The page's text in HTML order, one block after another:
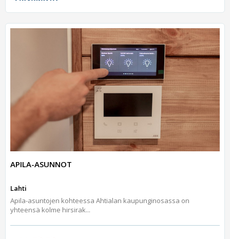
APILA-ASUNNOT
Lahti
Apila-asuntojen kohteessa Ahtialan kaupunginosassa on
yhteensä kolme hirsirak...